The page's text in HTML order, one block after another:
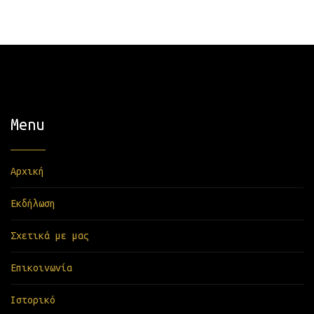
Menu
Αρχική
Εκδήλωση
Σχετικά με μας
Επικοινωνία
Ιστορικό